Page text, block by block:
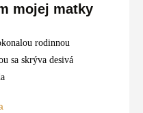
mojej matky
rodinnou
sa skrýva desivá